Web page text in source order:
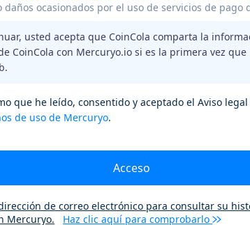
daños ocasionados por el uso de servicios de pago
usted acepta que CoinCola comparta la
CoinCola con Mercuryo.io si es la primera vez
que he leído, consentido y aceptado el Aviso legal
de uso de Mercuryo.
Acceso
de correo electrónico para consultar su
Mercuryo.
Haz clic aquí para comprobarlo